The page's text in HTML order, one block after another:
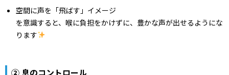
空間に声を「飛ばす」イメージ
を意識すると、喉に負担をかけずに、豊かな声が出せるようにな
ります
② 息のコントロール